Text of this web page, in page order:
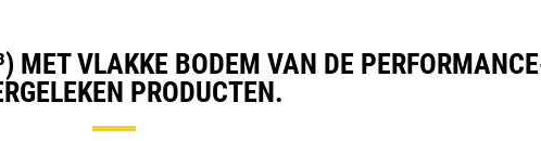
VLAKKE BODEM VAN DE
PRODUCTEN.